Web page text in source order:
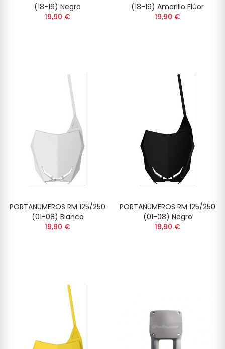
(18-19) Negro
19,90 €
(18-19) Amarillo Flúor
19,90 €
PORTANUMEROS RM 125/250
(01-08) Blanco
19,90 €
PORTANUMEROS RM 125/250
(01-08) Negro
19,90 €